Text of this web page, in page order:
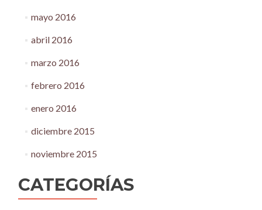
mayo 2016
abril 2016
marzo 2016
febrero 2016
enero 2016
diciembre 2015
noviembre 2015
CATEGORÍAS